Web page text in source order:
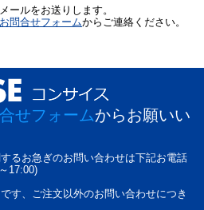
ールをお送りします。
お問合せフォームからご連絡ください。
せフォームからお願いい
るお急ぎのお問い合わせは下記お電話
17:00)
す、ご注文以外のお問い合わせにつき